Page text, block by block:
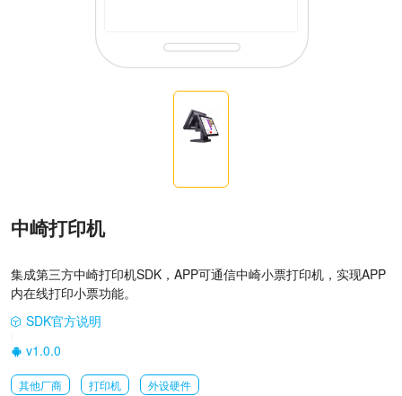
中崎打印机
集成第三方中崎打印机SDK，APP可通信中崎小票打印机，实现APP
内在线打印小票功能。
SDK官方说明
v1.0.0
其他厂商 打印机 外设硬件